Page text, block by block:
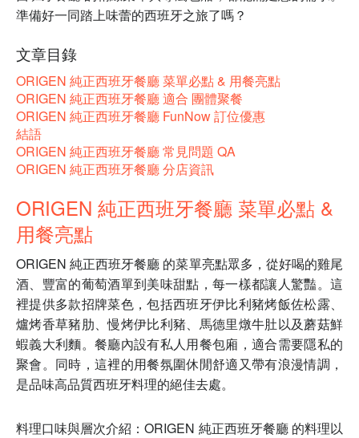
準備好一同踏上味蕾的西班牙之旅了嗎？
文章目錄
ORIGEN 純正西班牙餐廳 菜單必點 & 用餐亮點
ORIGEN 純正西班牙餐廳 適合 團體聚餐
ORIGEN 純正西班牙餐廳 FunNow 訂位優惠
結語
ORIGEN 純正西班牙餐廳 常見問題 QA
ORIGEN 純正西班牙餐廳 分店資訊
ORIGEN 純正西班牙餐廳 菜單必點 &
用餐亮點
ORIGEN 純正西班牙餐廳 的菜單亮點眾多，從好喝的雞尾
酒、豐富的葡萄酒單到美味甜點，每一樣都讓人驚豔。這
裡提供多款招牌菜色，包括西班牙伊比利豬烤飯佐松露、
爐烤香草豬肋、慢烤伊比利豬、馬德里燉牛肚以及蘑菇鮮
蝦義大利麵。餐廳內設有私人用餐包廂，適合需要隱私的
聚會。同時，這裡的用餐氛圍休閒舒適又帶有浪漫情調，
是品味高品質西班牙料理的絕佳去處。
料理口味與層次介紹：ORIGEN 純正西班牙餐廳 的料理以